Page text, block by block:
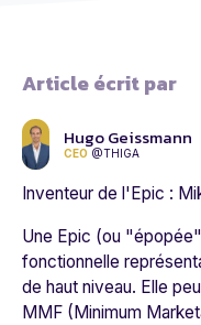
Article écrit par
Hugo Geissmann
CEO @THIGA
Inventeur de l'Epic :
Une Epic (ou
fonctionnelle
de haut niveau. Elle
MMF (Minimum